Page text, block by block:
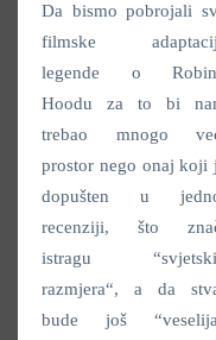
Da bismo pobrojali
filmske
legende o
Hoodu za to bi
trebao mnogo
prostor nego onaj koji
dopušten u
recenziji, što
istragu
razmjera“, a da
bude još